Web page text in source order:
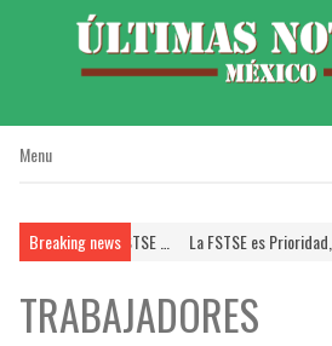
Menu
Menu
Breaking news
Brinda FSTSE … La FSTSE es Prioridad,
TRABAJADORES